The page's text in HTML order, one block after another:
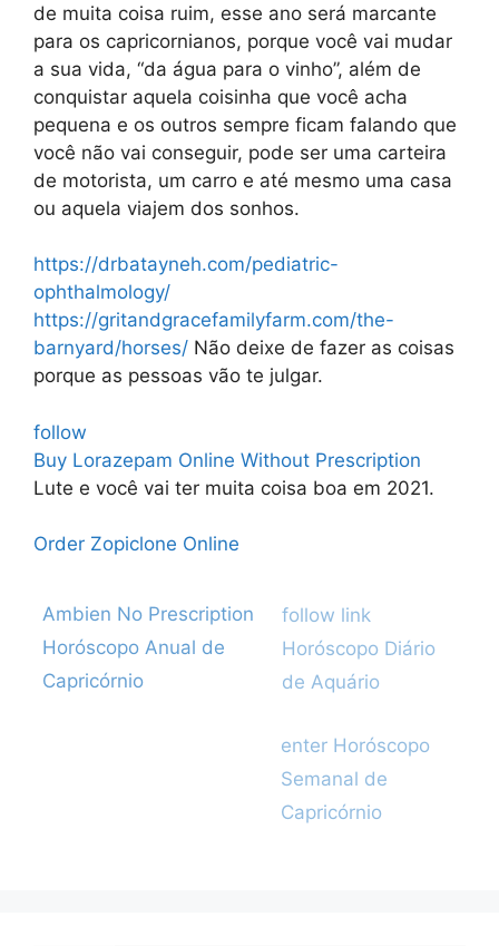
de muita coisa ruim, esse ano será marcante
para os capricornianos, porque você vai mudar
a sua vida, “da água para o vinho”, além de
conquistar aquela coisinha que você acha
pequena e os outros sempre ficam falando que
você não vai conseguir, pode ser uma carteira
de motorista, um carro e até mesmo uma casa
ou aquela viajem dos sonhos.
https://drbatayneh.com/pediatric-
ophthalmology/
https://gritandgracefamilyfarm.com/the-
barnyard/horses/ Não deixe de fazer as coisas
porque as pessoas vão te julgar.
follow
Buy Lorazepam Online Without Prescription
Lute e você vai ter muita coisa boa em 2021.
Order Zopiclone Online
Ambien No PrescriptionCategories
Horóscopo Anual de
Capricórnio
Post
navigation
follow link
Horóscopo Diário
de Aquário
enter Horóscopo
Semanal de
Capricórnio